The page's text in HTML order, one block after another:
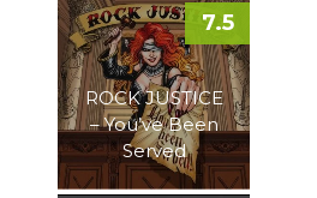
ROCK JUSTICE
– You’ve Been
Served
7.5